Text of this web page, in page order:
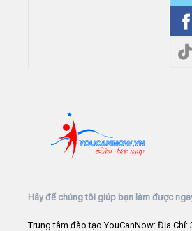
Hãy để chúng tôi giúp bạn làm được
Trung tâm đào tạo YouCanNow: Địa Chỉ: